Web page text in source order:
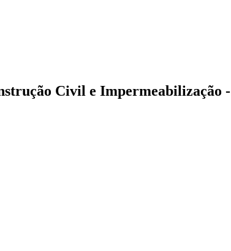
Civil e Impermeabilização -